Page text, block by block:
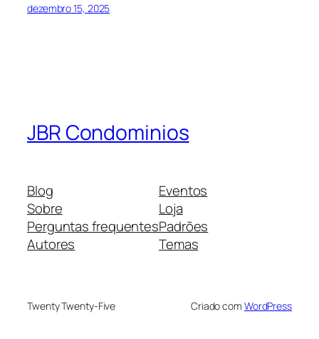
dezembro 15, 2025
JBR Condominios
Blog
Sobre
Perguntas frequentes
Autores
Eventos
Loja
Padrões
Temas
Twenty Twenty-Five Criado com WordPress